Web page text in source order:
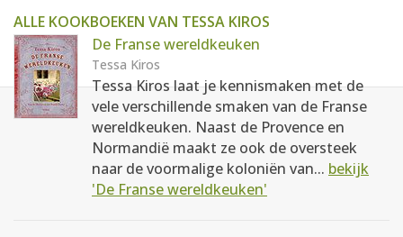
ALLE KOOKBOEKEN VAN TESSA KIROS
De Franse wereldkeuken
Tessa Kiros
Tessa Kiros laat je kennismaken met de
vele verschillende smaken van de Franse
wereldkeuken. Naast de Provence en
Normandië maakt ze ook de oversteek
naar de voormalige koloniën van... bekijk
'De Franse wereldkeuken'